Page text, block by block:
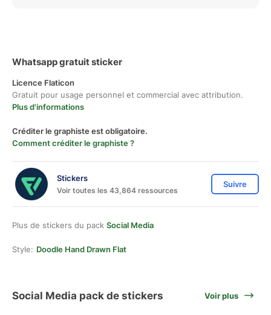
Whatsapp gratuit sticker
Licence Flaticon
Gratuit pour usage personnel et commercial avec attribution.
Plus d'informations
Créditer le graphiste est obligatoire.
Comment créditer le graphiste ?
Stickers
Voir toutes les 43,864 ressources
Suivre
Plus de stickers du pack Social Media
Style: Doodle Hand Drawn Flat
Social Media pack de stickers Voir plus